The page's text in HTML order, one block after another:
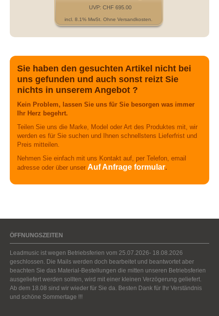
UVP: CHF 695.00
incl. 8.1% MwSt. Ohne Versandkosten.
Sie haben den gesuchten Artikel nicht bei
uns gefunden und auch sonst reizt Sie
nichts in unserem Angebot ?
Kein Problem, lassen Sie uns für Sie besorgen was immer
Ihr Herz begehrt.
Teilen Sie uns die Marke, Model oder Art des Produktes mit, wir
werden es für Sie suchen und Ihnen schnellstens Lieferfrist und
Preis mitteilen.
Nehmen Sie einfach mit uns Kontakt auf, per Telefon, email
adresse oder über unser Auf Anfrage formular.
ÖFFNUNGSZEITEN
Leadmusic ist wegen Betriebsferien vom 25.07.2026- 18.08.2026
geschlossen. Die Mails werden doch bearbeitet und beantwortet aber
beachten Sie das Material-Bestellungen die mitten unseren Betriebsferien
ausgeliefert werden sollten, wird mit einer kleinen Verzögerung geliefert.
Ab dem 18.08 sind wir wieder für Sie da. Besten Dank für Ihr Verständnis
und schöne Sommertage !!!